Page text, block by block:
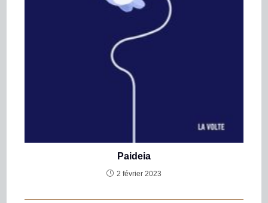
Paideia
2 février 2023